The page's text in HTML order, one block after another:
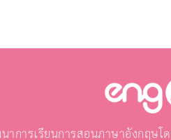
การเรียนการสอนภาษาอังกฤษ